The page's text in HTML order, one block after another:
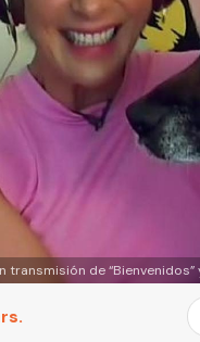
transmisión de